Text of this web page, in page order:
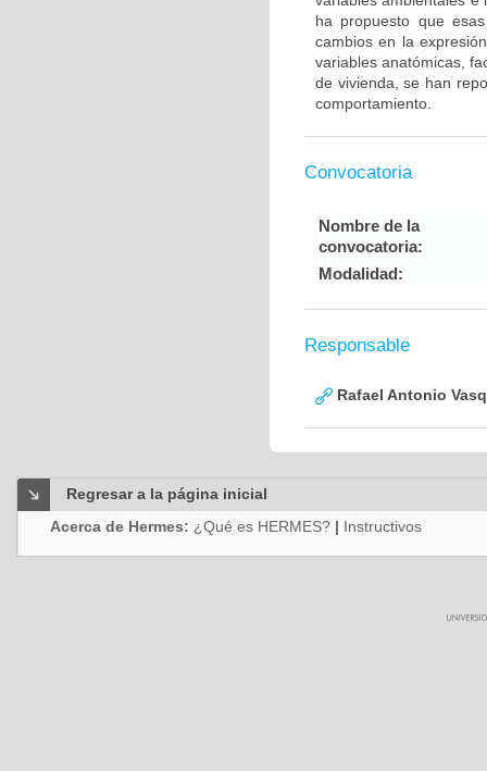
ha propuesto que
cambios en la
variables anatómicas,
de vivienda, se han
comportamiento.
Convocatoria
Nombre de la
convocatoria:
Modalidad:
Responsable
Rafael Antonio
Regresar a la página inicial
Acerca de Hermes: ¿Qué es HERMES? | Instructivos